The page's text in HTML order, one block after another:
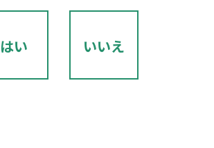
はい いいえ